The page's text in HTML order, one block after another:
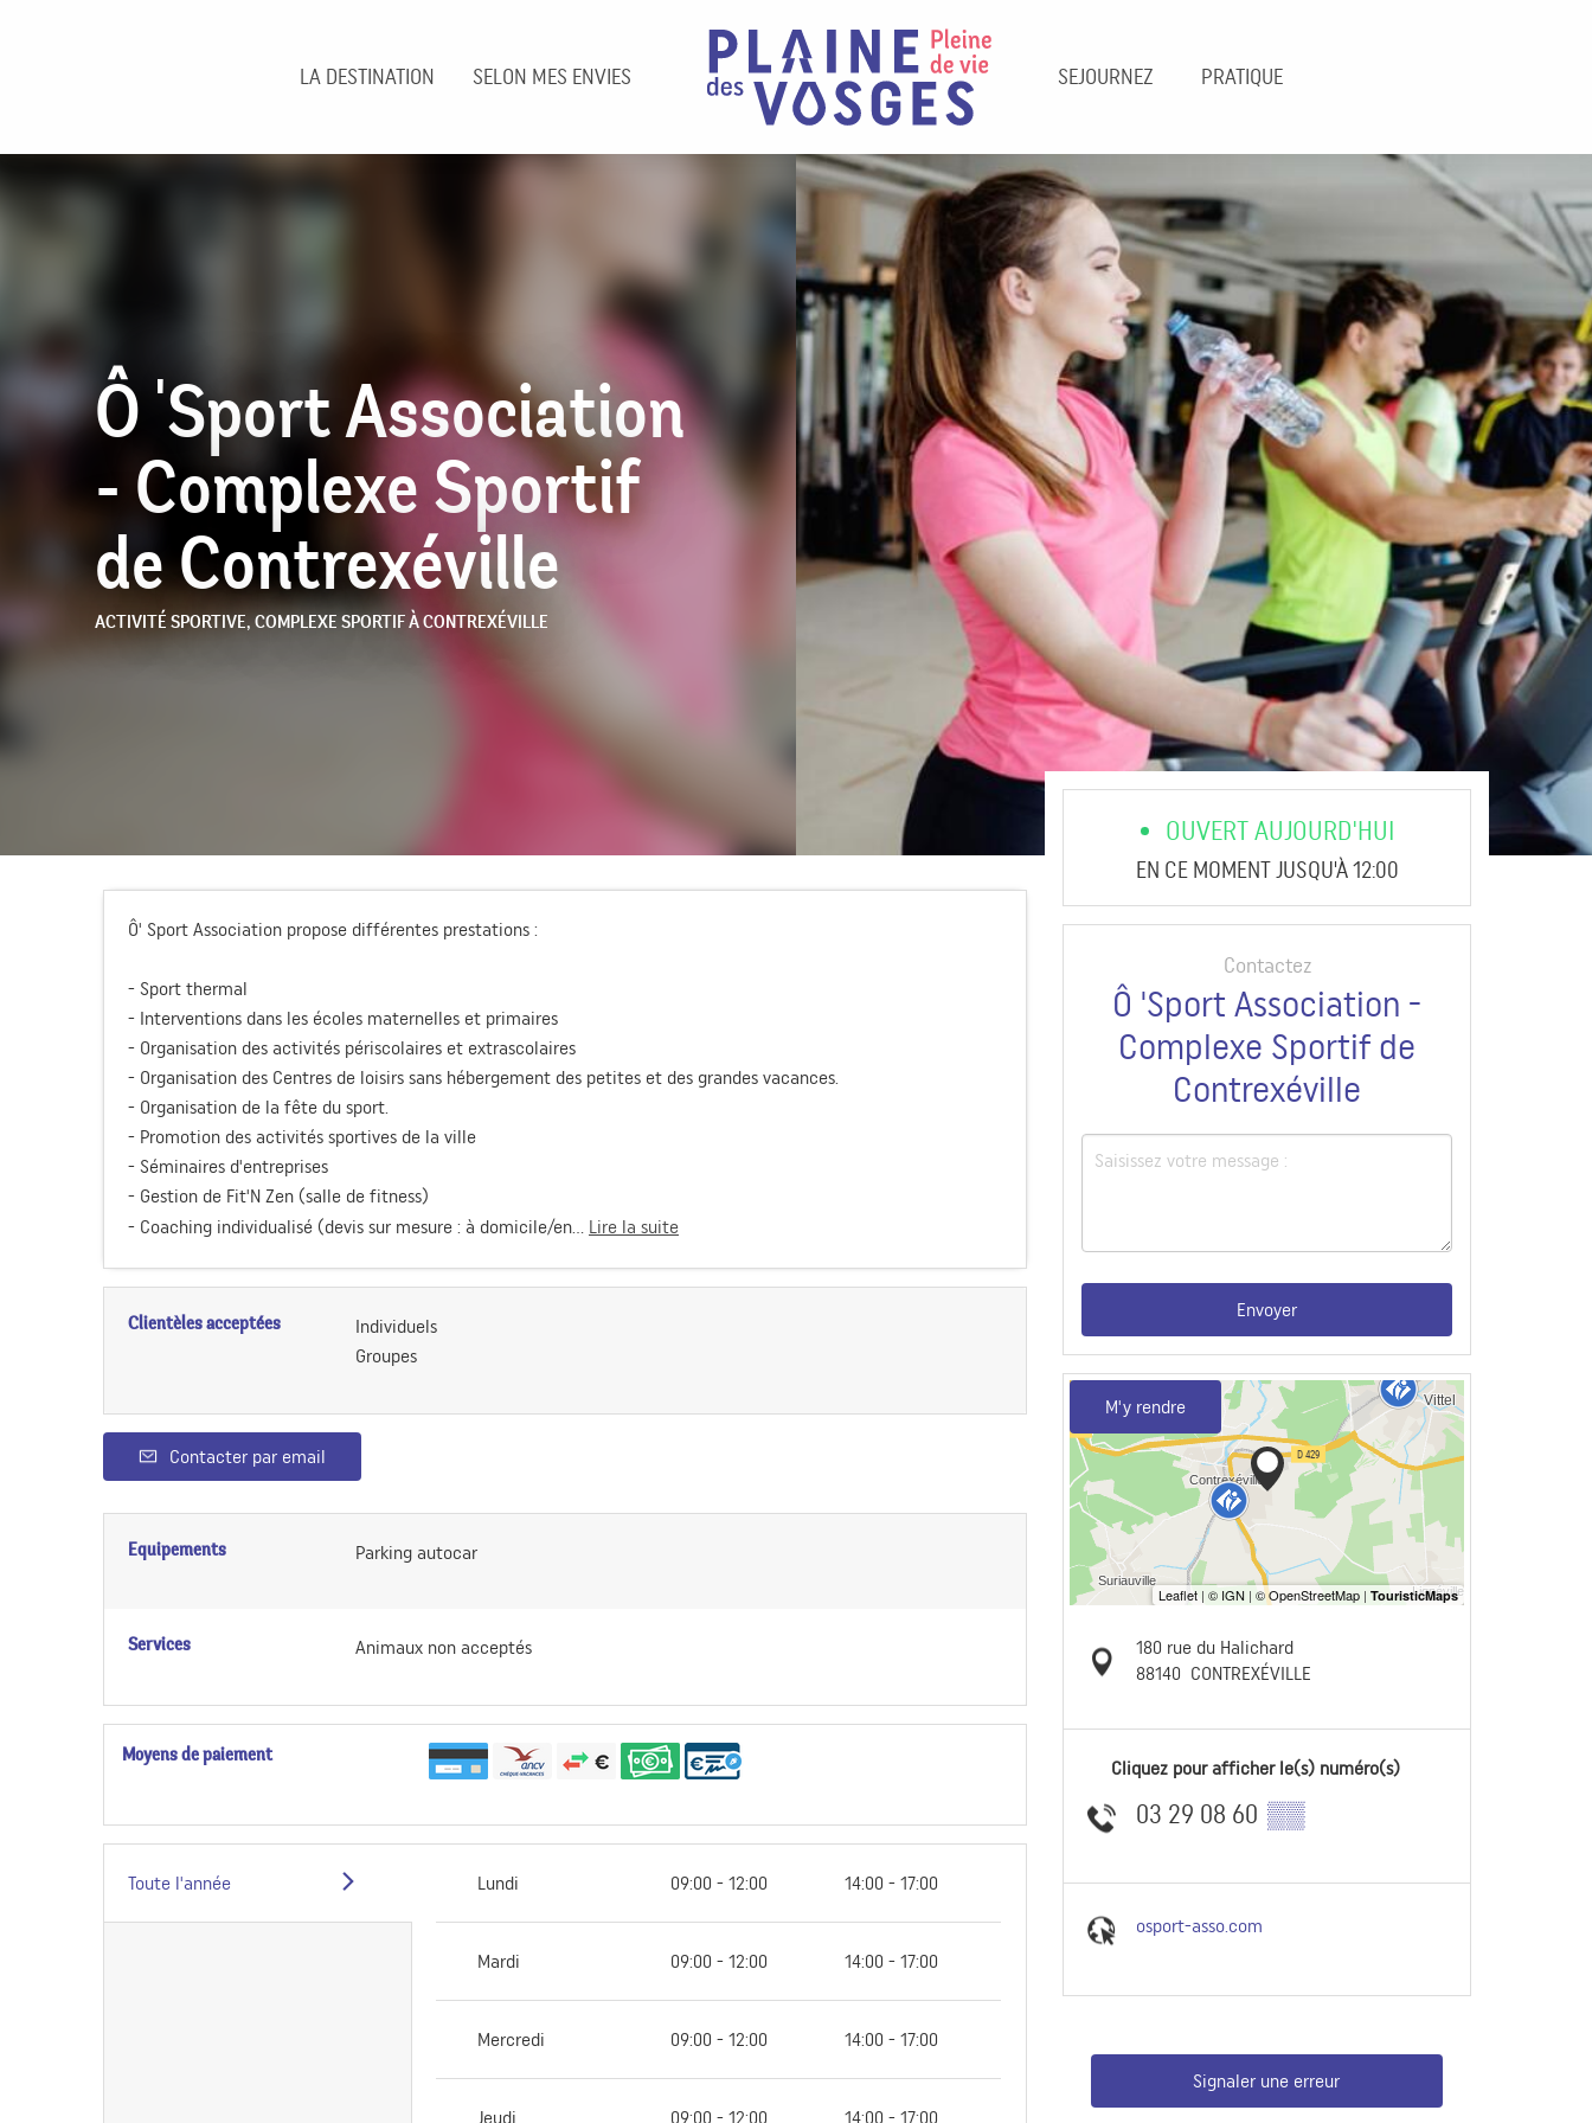
LA DESTINATION SELON MES ENVIES SEJOURNEZ PRATIQUE
Ô 'Sport Association
- Complexe Sportif
de Contrexéville
ACTIVITÉ SPORTIVE,COMPLEXE SPORTIFÀ CONTREXÉVILLE
Ô' Sport Association propose différentes prestations :
- Sport thermal
- Interventions dans les écoles maternelles et primaires
- Organisation des activités périscolaires et extrascolaires
- Organisation des Centres de loisirs sans hébergement des petites et des grandes vacances.
- Organisation de la fête du sport.
- Promotion des activités sportives de la ville
- Séminaires d'entreprises
- Gestion de Fit'N Zen (salle de fitness)
- Coaching individualisé (devis sur mesure : à domicile/en... Lire la suite
Clientèles acceptées
Individuels
Groupes
Contacter par email
Equipements Parking autocar
Services Animaux non acceptés
Moyens de paiement
Toute l'année Lundi 09:00 - 12:00 14:00 - 17:00
Mardi 09:00 - 12:00 14:00 - 17:00
Mercredi 09:00 - 12:00 14:00 - 17:00
Jeudi 09:00 - 12:00 14:00 - 17:00
OUVERT AUJOURD'HUI
EN CE MOMENT JUSQU'À 12:00
Contactez
Ô 'Sport Association -
Complexe Sportif de
Contrexéville
Envoyer
M'y rendre
180 rue du Halichard
88140 CONTREXÉVILLE
Cliquez pour afficher le(s) numéro(s)
03 29 08 60 ▒▒
osport-asso.com
Signaler une erreur